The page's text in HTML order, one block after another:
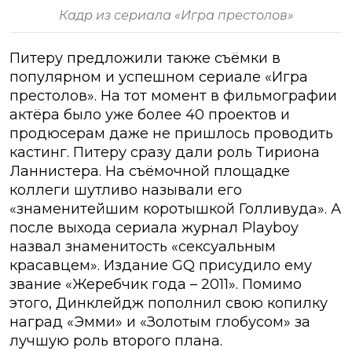
Кадр из сериала «Игра престолов»
Питеру предложили также съёмки в
популярном и успешном сериале «Игра
престолов». На тот момент в фильмографии
актёра было уже более 40 проектов и
продюсерам даже не пришлось проводить
кастинг. Питеру сразу дали роль Тириона
Ланнистера. На съёмочной площадке
коллеги шутливо называли его
«знаменитейшим коротышкой Голливуда». А
после выхода сериала журнал Playboy
назвал знаменитость «сексуальным
красавцем». Издание GQ присудило ему
звание «Жеребчик года – 2011». Помимо
этого, Динклейдж пополнил свою копилку
наград «Эмми» и «Золотым глобусом» за
лучшую роль второго плана.